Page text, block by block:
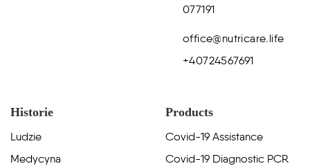
077191
office@nutricare.life
+40724567691
Historie
Ludzie
Medycyna
Products
Covid-19 Assistance
Covid-19 Diagnostic PCR